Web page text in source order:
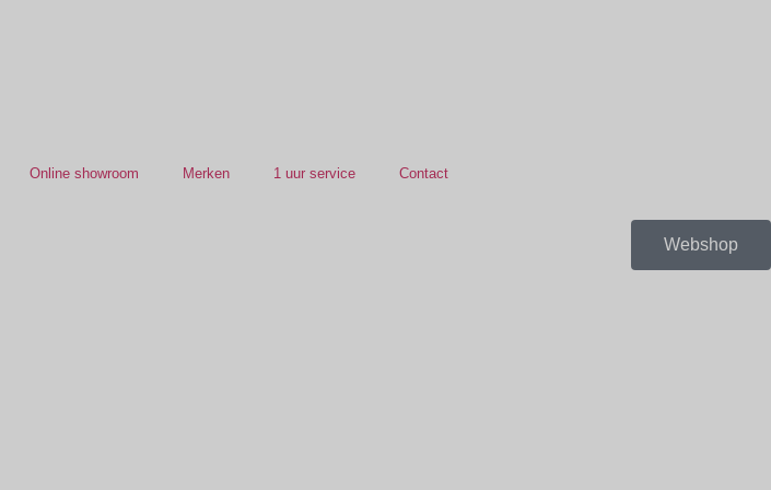
Online showroom Merken 1 uur service Contact
Webshop